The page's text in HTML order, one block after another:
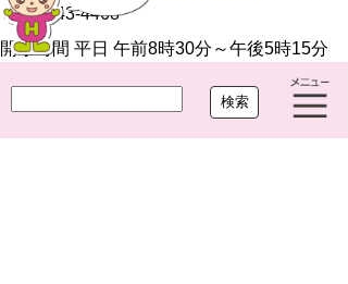
052-443-4468
開庁時間 平日 午前8時30分～午後5時15分
法人番号 7000020234249